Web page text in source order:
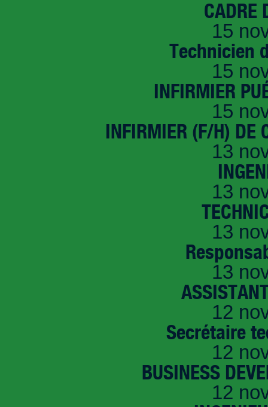
CADRE
15
Technicien
15
INFIRMIER
15
INFIRMIER (F/H) DE
13
13
13
13
12
Secrétaire
12
BUSINESS
12